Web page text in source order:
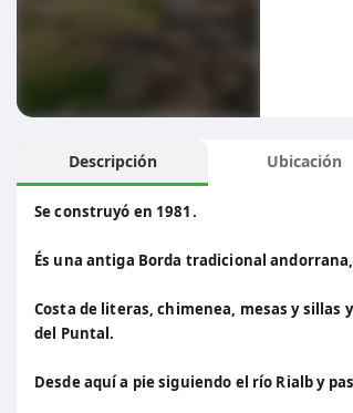
Descripción
Se construyó en 1981.
És una antiga Borda tradicional
Costa de literas, chimenea, mesas y sillas
del Puntal.
Desde aquí a pie siguiendo el río Rialb y
Ubicación